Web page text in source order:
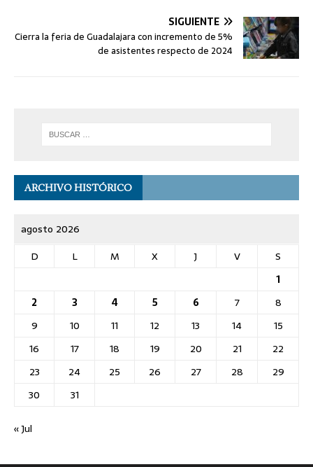
SIGUIENTE
Cierra la feria de Guadalajara con incremento de 5%
de asistentes respecto de 2024
ARCHIVO HISTÓRICO
agosto 2026
D
L M X J V
S
1
2
3 4 5 6 7
8
9
10 11 12 13 14
15
16
17 18 19 20 21
22
23
24 25 26 27 28
29
30
31
« Jul